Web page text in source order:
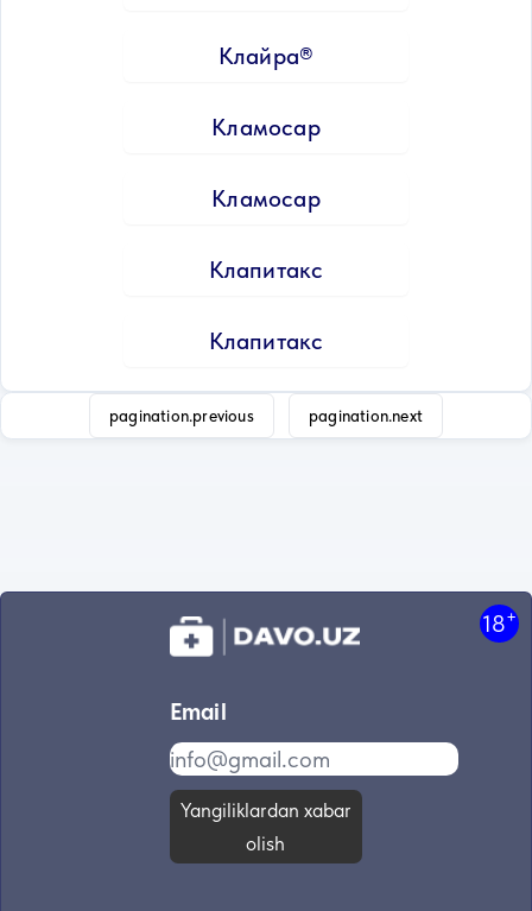
Клайра®
Кламосар
Кламосар
Клапитакс
Клапитакс
pagination.previous pagination.next
18+
Email
Yangiliklardan xabar
olish